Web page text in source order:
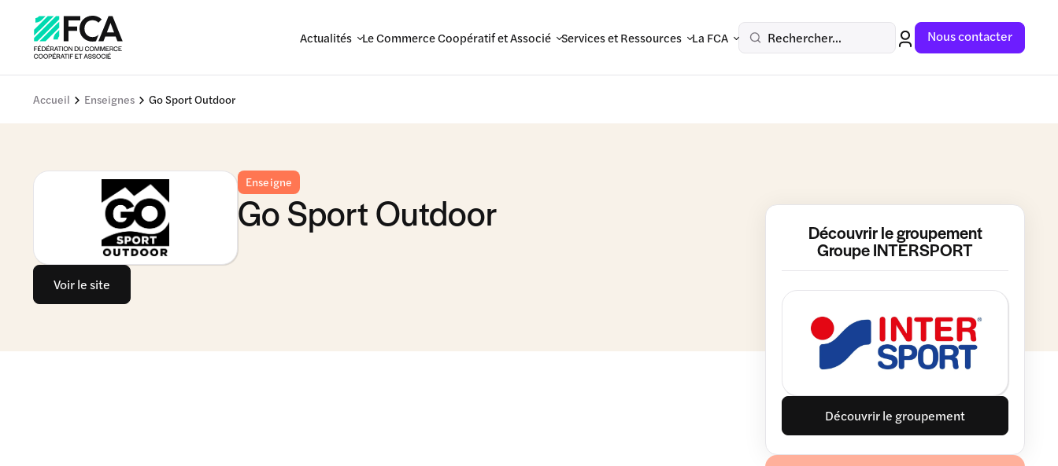
Actualités Le Commerce Coopératif et Associé Services et Ressources La FCA Rechercher... Nous contacter
Accueil Enseignes Go Sport Outdoor
Enseigne
Go Sport Outdoor
Voir le site
Découvrir le groupement
Groupe INTERSPORT
Découvrir le groupement